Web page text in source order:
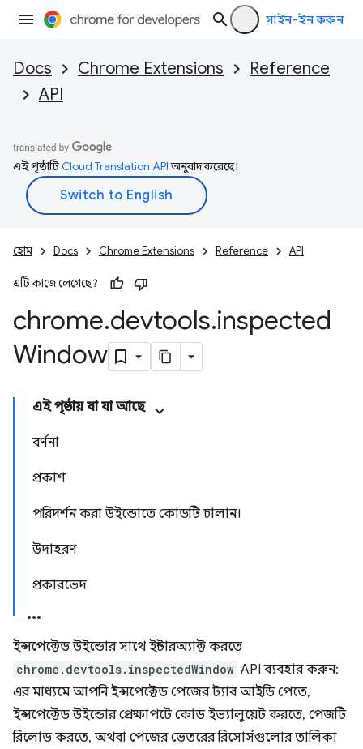
সাইন-ইন করুন
Docs Chrome Extensions
Reference
API
এই পৃষ্ঠাটিCloud Translation APIঅনুবাদ করেছে।
হোম Docs Chrome Extensions Reference API
এটি কাজে লেগেছে?
chrome.devtools.inspected
Window
এই পৃষ্ঠায় যা যা আছে
বর্ণনা
প্রকাশ
পরিদর্শন করা উইন্ডোতে কোডটি চালান।
উদাহরণ
প্রকারভেদ
ইন্সপেক্টেড উইন্ডোর সাথে ইন্টারঅ্যাক্ট করতে
chrome.devtools.inspectedWindow API ব্যবহার করুন:
এর মাধ্যমে আপনি ইন্সপেক্টেড পেজের ট্যাব আইডি পেতে,
ইন্সপেক্টেড উইন্ডোর প্রেক্ষাপটে কোড ইভ্যালুয়েট করতে, পেজটি
রিলোড করতে, অথবা পেজের ভেতরের রিসোর্সগুলোর তালিকা